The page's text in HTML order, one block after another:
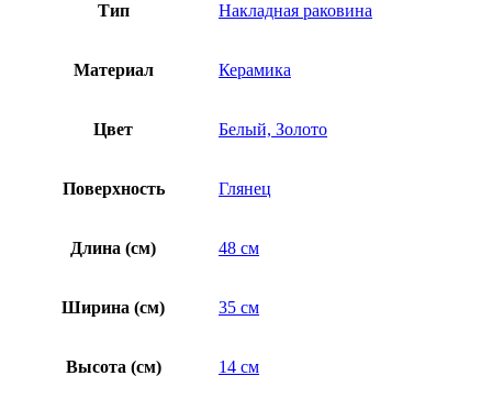
Тип Накладная раковина
Материал Керамика
Цвет Белый, Золото
Поверхность Глянец
Длина (см) 48 см
Ширина (см) 35 см
Высота (см) 14 см